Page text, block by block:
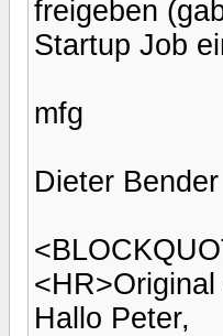
freigeben
Startup Job
mfg
Dieter Bender
Hallo Peter,